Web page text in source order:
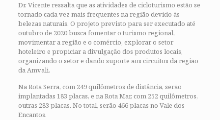
Dr. Vicente ressalta que as atividades de cicloturismo estão se
tornado cada vez mais frequentes na região devido às
belezas naturais. O projeto previsto para ser executado até
outubro de 2020 busca fomentar o turismo regional,
movimentar a região e o comércio, explorar o setor
hoteleiro e propiciar a divulgação dos produtos locais,
organizando o setor e dando suporte aos circuitos da região
da Amvali.
Na Rota Serra, com 249 quilômetros de distância, serão
implantadas 183 placas, e na Rota Mar, com 252 quilômetros,
outras 283 placas. No total, serão 466 placas no Vale dos
Encantos.